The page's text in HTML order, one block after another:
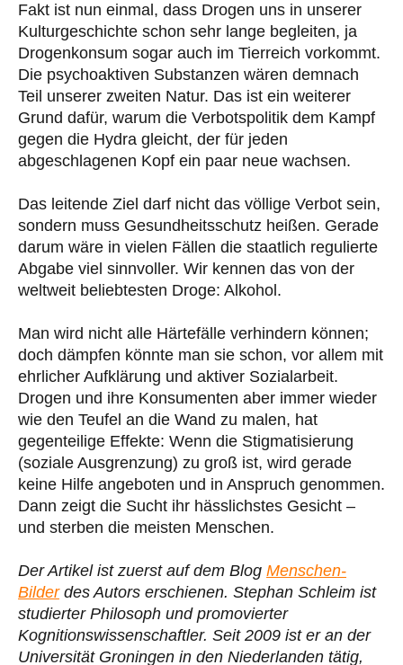
Fakt ist nun einmal, dass Drogen uns in unserer
Kulturgeschichte schon sehr lange begleiten, ja
Drogenkonsum sogar auch im Tierreich vorkommt.
Die psychoaktiven Substanzen wären demnach
Teil unserer zweiten Natur. Das ist ein weiterer
Grund dafür, warum die Verbotspolitik dem Kampf
gegen die Hydra gleicht, der für jeden
abgeschlagenen Kopf ein paar neue wachsen.
Das leitende Ziel darf nicht das völlige Verbot sein,
sondern muss Gesundheitsschutz heißen. Gerade
darum wäre in vielen Fällen die staatlich regulierte
Abgabe viel sinnvoller. Wir kennen das von der
weltweit beliebtesten Droge: Alkohol.
Man wird nicht alle Härtefälle verhindern können;
doch dämpfen könnte man sie schon, vor allem mit
ehrlicher Aufklärung und aktiver Sozialarbeit.
Drogen und ihre Konsumenten aber immer wieder
wie den Teufel an die Wand zu malen, hat
gegenteilige Effekte: Wenn die Stigmatisierung
(soziale Ausgrenzung) zu groß ist, wird gerade
keine Hilfe angeboten und in Anspruch genommen.
Dann zeigt die Sucht ihr hässlichstes Gesicht –
und sterben die meisten Menschen.
Der Artikel ist zuerst auf dem Blog Menschen-
Bilderdes Autors erschienen. Stephan Schleim ist
studierter Philosoph und promovierter
Kognitionswissenschaftler. Seit 2009 ist er an der
Universität Groningen in den Niederlanden tätig,